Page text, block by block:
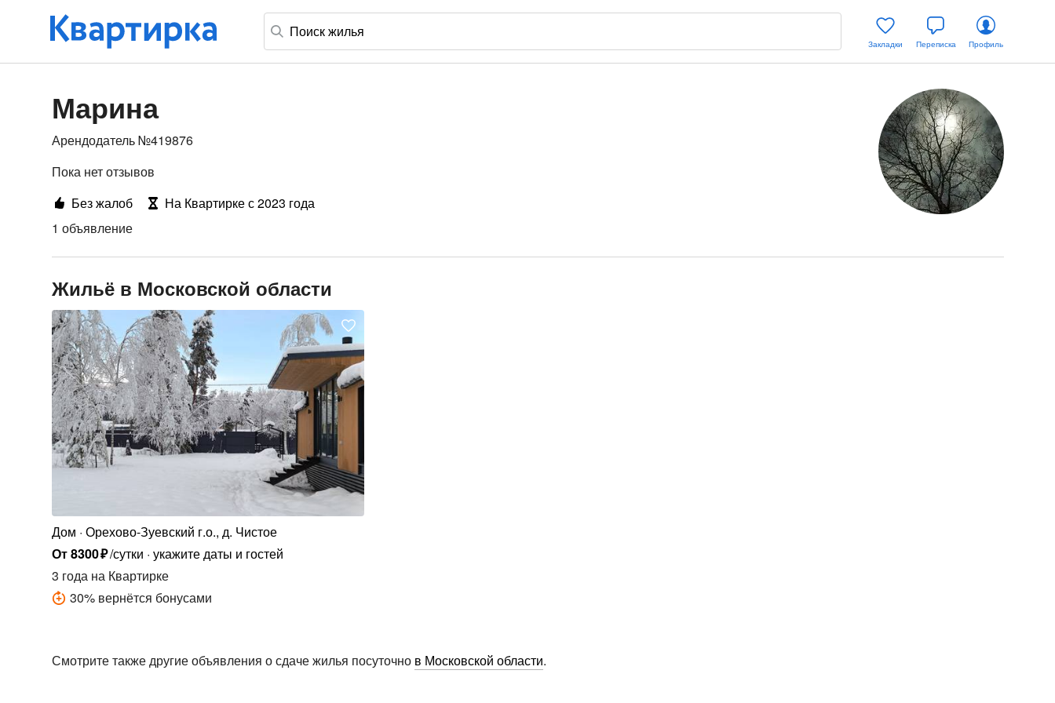
Закладки Переписка Профиль
Марина
Арендодатель №419876
Пока нет отзывов
Без жалоб
На Квартирке с 2023 года
1 объявление
Жильё в Московской области
Дом Орехово-Зуевский г.о., д. Чистое
От8300₽/сутки укажите даты и гостей
3 годана Квартирке
30% вернётся бонусами
Смотрите также другие объявления о сдаче жилья посуточно в Московской области.